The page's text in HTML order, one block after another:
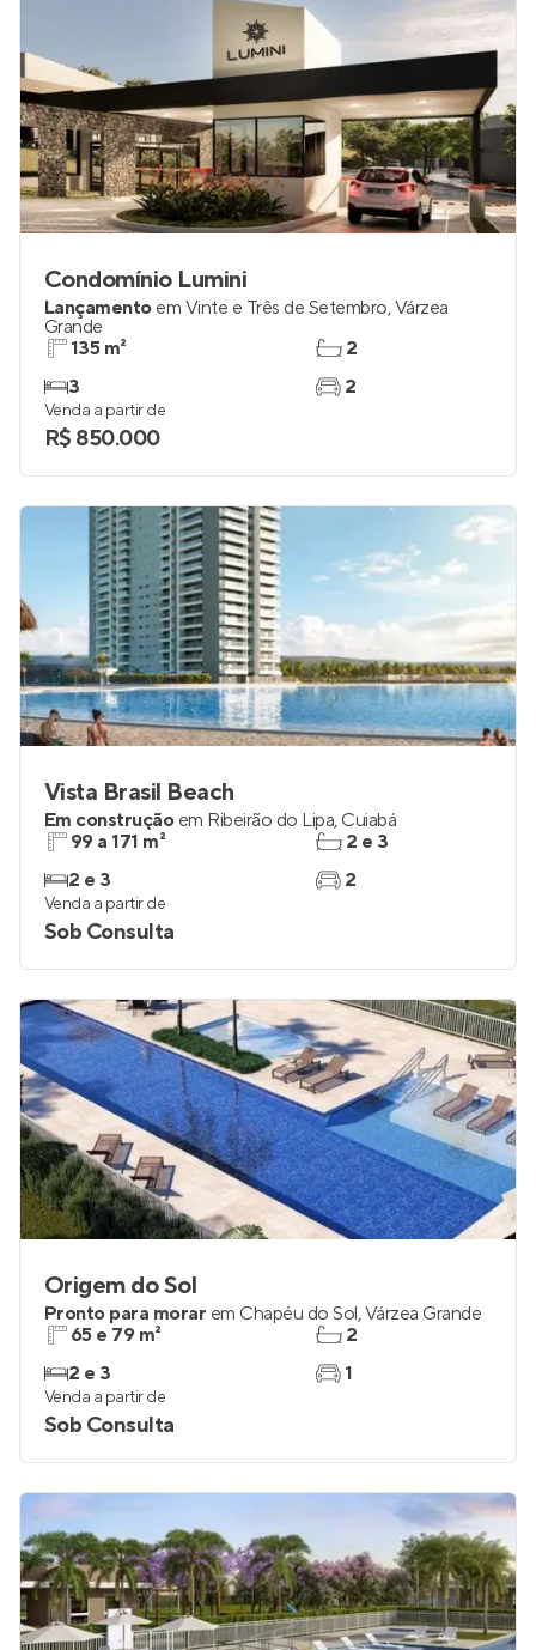
Condomínio Lumini
Lançamento em Vinte e Três de Setembro,Várzea
Grande
135 m²
3
2
2
Venda a partir de
R$ 850.000
Vista Brasil Beach
Em construção em Ribeirão do Lipa, Cuiabá
99 a 171 m²
2 e 3
2 e 3
2
Venda a partir de
Sob Consulta
Origem do Sol
Pronto para morar em Chapéu do Sol,Várzea Grande
65 e 79 m²
2 e 3
2
1
Venda a partir de
Sob Consulta